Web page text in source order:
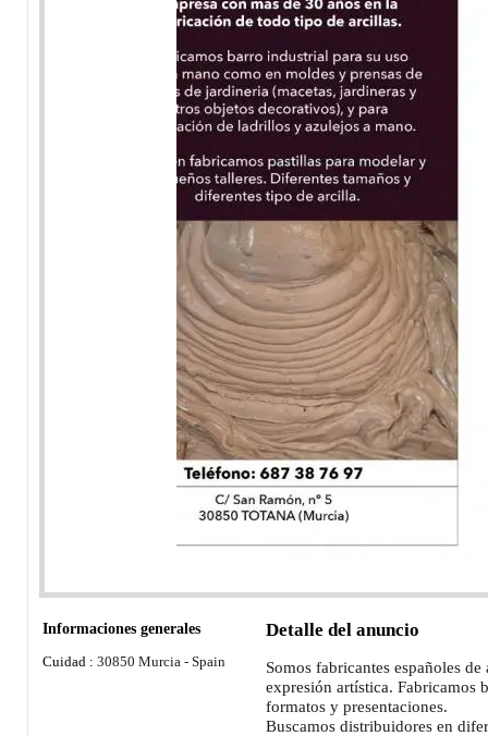
Informaciones generales
Cuidad : 30850 Murcia - Spain
Detalle del anuncio
Somos fabricantes españoles
expresión artística. Fabricamos
formatos y presentaciones.
Buscamos distribuidores en